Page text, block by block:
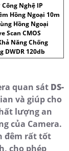
Nghệ IP
Hồng Ngoại 10m
Hồng Ngoại
Scan CMOS
Năng Chống
DWDR 120db
quan sát DS-
và giúp cho
lượng an
của Camera.
đêm rất tốt
cho phép